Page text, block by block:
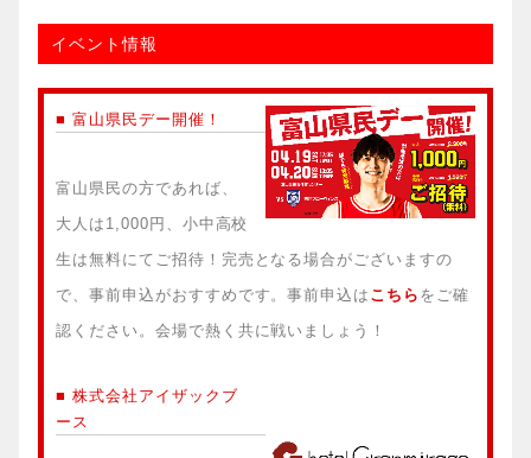
イベント情報
■ 富山県民デー開催！
富山県民の方であれば、
大人は1,000円、小中高校
生は無料にてご招待！完売となる場合がございますの
で、事前申込がおすすめです。事前申込は こちら をご確
認ください。会場で熱く共に戦いましょう！
■ 株式会社アイザックブ
ース